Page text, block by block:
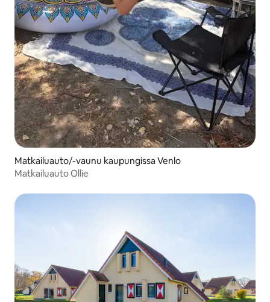
Matkailuauto/-vaunu kaupungissa Venlo
Matkailuauto Ollie